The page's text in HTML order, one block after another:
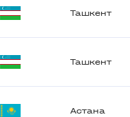
Ташкент
Ташкент
Астана